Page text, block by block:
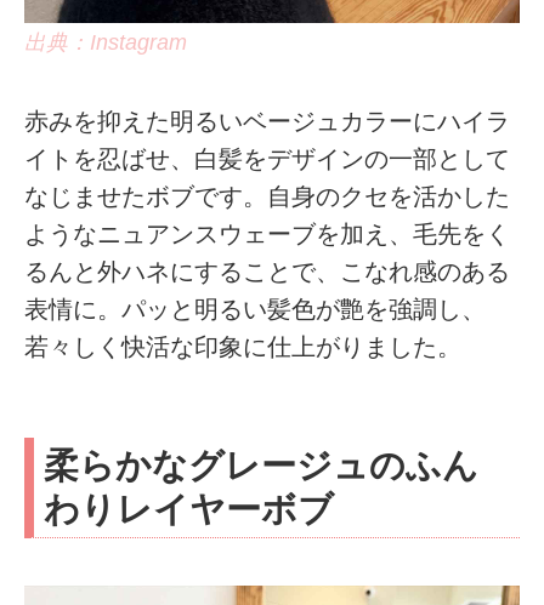
出典：Instagram
赤みを抑えた明るいベージュカラーにハイラ
イトを忍ばせ、白髪をデザインの一部として
なじませたボブです。自身のクセを活かした
ようなニュアンスウェーブを加え、毛先をく
るんと外ハネにすることで、こなれ感のある
表情に。パッと明るい髪色が艶を強調し、
若々しく快活な印象に仕上がりました。
柔らかなグレージュのふん
わりレイヤーボブ